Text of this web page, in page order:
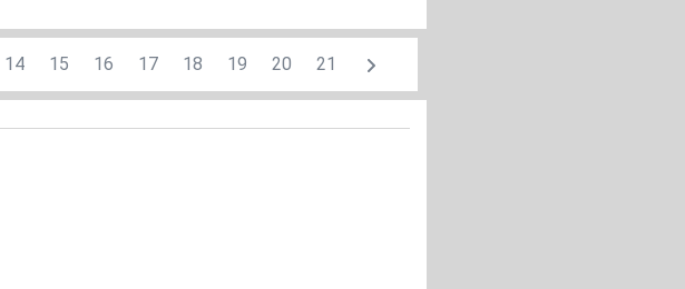
14 15 16 17 18 19 20 21